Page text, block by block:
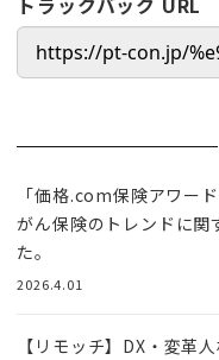
「価格.com保険アワー
がん保険のトレンドに関
た。
2026.4.01
【リモッチ】DX・変革